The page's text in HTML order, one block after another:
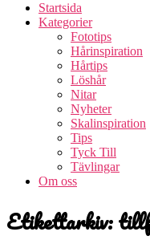
Startsida
Kategorier
Fototips
Hårinspiration
Hårtips
Löshår
Nitar
Nyheter
Skalinspiration
Tips
Tyck Till
Tävlingar
Om oss
Etikettarkiv: